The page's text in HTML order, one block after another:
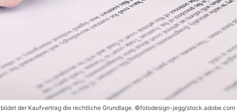
der Kaufvertrag die rechtliche Grundlage. ©fotodesign-jegg/stock.adobe.com